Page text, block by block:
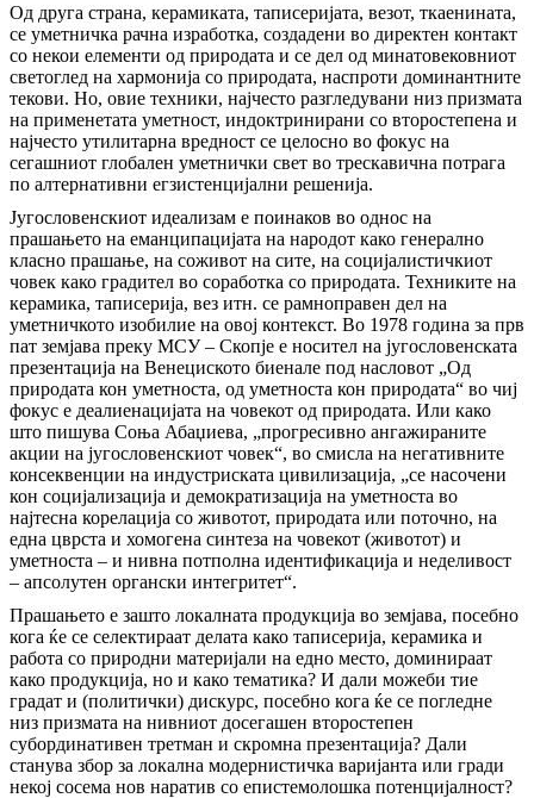
Од друга страна, керамиката, таписеријата, везот, ткаенината,
се уметничка рачна изработка, создадени во директен контакт
со некои елементи од природата и се дел од минатoвековниот
светоглед на хармонија со природата, наспроти доминантните
текови. Но, овие техники, најчесто разгледувани низ призмата
на применетата уметност, индоктринирани со второстепена и
најчесто утилитарна вредност се целосно во фокус на
сегашниот глобален уметнички свет во трескавична потрага
по алтернативни егзистенцијални решенија.
Југословенскиот идеализам е поинаков во однос на
прашањето на еманципацијата на народот како генерално
класно прашање, на соживот на сите, на социјалистичкиот
човек како градител во соработка со природата. Техниките на
керамика, таписерија, вез итн. се рамноправен дел на
уметничкото изобилие на овој контекст. Во 1978 година за прв
пат земјава преку МСУ – Скопје е носител на југословенската
презентација на Венециското биенале под насловот „Од
природата кон уметноста, од уметноста кон природата“ во чиј
фокус е деалиенацијата на човекот од природата. Или како
што пишува Соња Абаџиева, „прогресивно ангажираните
акции на југословенскиот човек“, во смисла на негативните
консеквенции на индустриската цивилизација, „се насочени
кон социјализација и демократизација на уметноста во
најтесна корелација со животот, природата или поточно, на
една цврста и хомогена синтеза на човекот (животот) и
уметноста – и нивна потполна идентификација и неделивост
– апсолутен органски интегритет“.
Прашањето е зашто локалната продукција во земјава, посебно
кога ќе се селектираат делата како таписерија, керамика и
работа со природни материјали на едно место, доминираат
како продукција, но и како тематика? И дали можеби тие
градат и (политички) дискурс, посебно кога ќе се погледне
низ призмата на нивниот досегашен второстепен
субординативен третман и скромна презентација? Дали
станува збор за локална модернистичка варијанта или гради
некој сосема нов наратив со епистемолошка потенцијалност?